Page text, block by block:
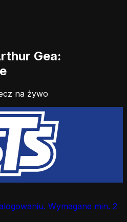
Gea:
na żywo
Wymagane min. 2